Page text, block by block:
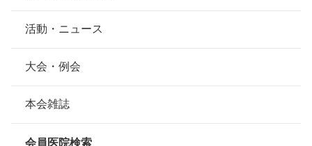
基本理念
組織について
本会の歴史
安心して治療を受けていただくための「6つの指針」
安心できる矯正歯科治療契約のための「7つの提言」
矯正歯科治療について
活動・ニュース
大会・例会
本会雑誌
会員医院検索
たけお矯正歯科
所在地
宮崎県延岡市伊達町2-5829-1